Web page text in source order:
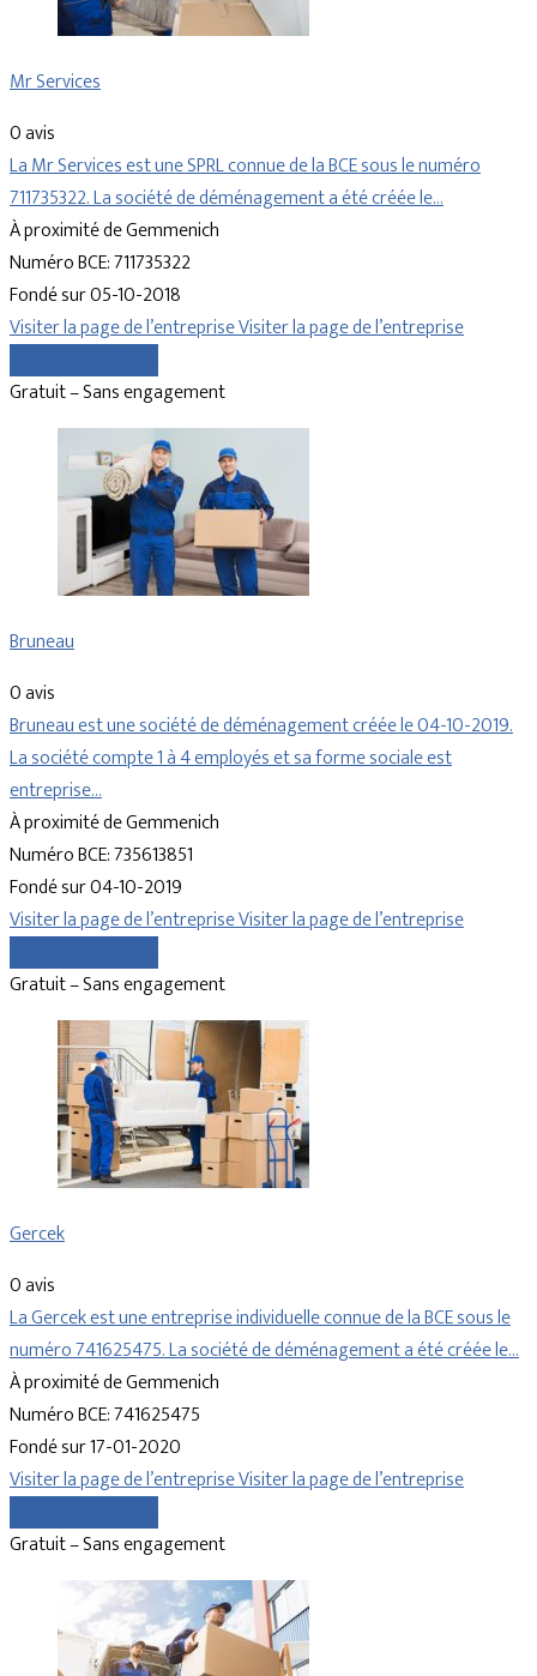
Mr Services
0 avis
La Mr Services est une SPRL connue de la BCE sous le numéro
711735322. La société de déménagement a été créée le…
À proximité de Gemmenich
Numéro BCE: 711735322
Fondé sur 05-10-2018
Visiter la page de l’entrepriseVisiter la page de l’entreprise
Gratuit – Sans engagement
Bruneau
0 avis
Bruneau est une société de déménagement créée le 04-10-2019.
La société compte 1 à 4 employés et sa forme sociale est
entreprise…
À proximité de Gemmenich
Numéro BCE: 735613851
Fondé sur 04-10-2019
Visiter la page de l’entrepriseVisiter la page de l’entreprise
Gratuit – Sans engagement
Gercek
0 avis
La Gercek est une entreprise individuelle connue de la BCE sous le
numéro 741625475. La société de déménagement a été créée le…
À proximité de Gemmenich
Numéro BCE: 741625475
Fondé sur 17-01-2020
Visiter la page de l’entrepriseVisiter la page de l’entreprise
Gratuit – Sans engagement